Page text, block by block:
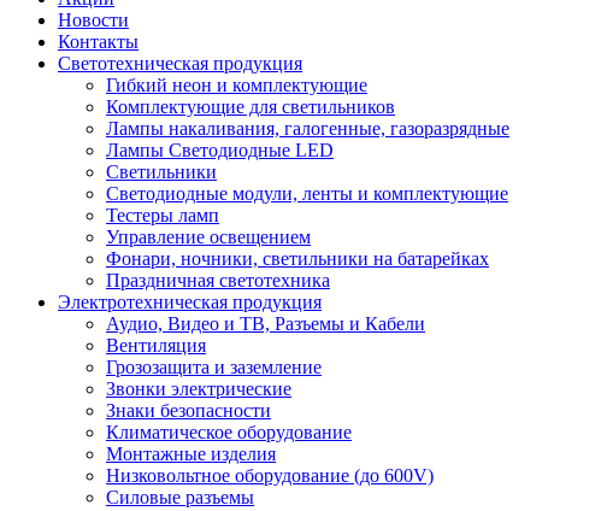
Новости
Контакты
Светотехническая продукция
Гибкий неон и комплектующие
Комплектующие для светильников
Лампы накаливания, галогенные, газоразрядные
Лампы Светодиодные LED
Светильники
Светодиодные модули, ленты и комплектующие
Тестеры ламп
Управление освещением
Фонари, ночники, светильники на батарейках
Праздничная светотехника
Электротехническая продукция
Аудио, Видео и ТВ, Разъемы и Кабели
Вентиляция
Грозозащита и заземление
Звонки электрические
Знаки безопасности
Климатическое оборудование
Монтажные изделия
Низковольтное оборудование (до 600V)
Силовые разъемы